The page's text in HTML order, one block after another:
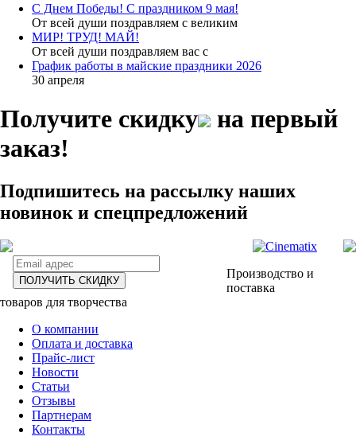
С Днем Победы! С праздником 9 мая!
От всей души поздравляем с великим
МИР! ТРУД! МАЙ!
От всей души поздравляем вас с
График работы в майские праздники 2026
30 апреля
Получите скидку
на первый
заказ!
Подпишитесь на рассылку наших
новинок и спецпредложений
ПОЛУЧИТЬ СКИДКУ
Производство и
поставка
товаров для творчества
О компании
Оплата и доставка
Прайс-лист
Новости
Статьи
Отзывы
Партнерам
Контакты